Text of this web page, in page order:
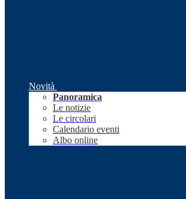
Novità
Panoramica
Le notizie
Le circolari
Calendario eventi
Albo online